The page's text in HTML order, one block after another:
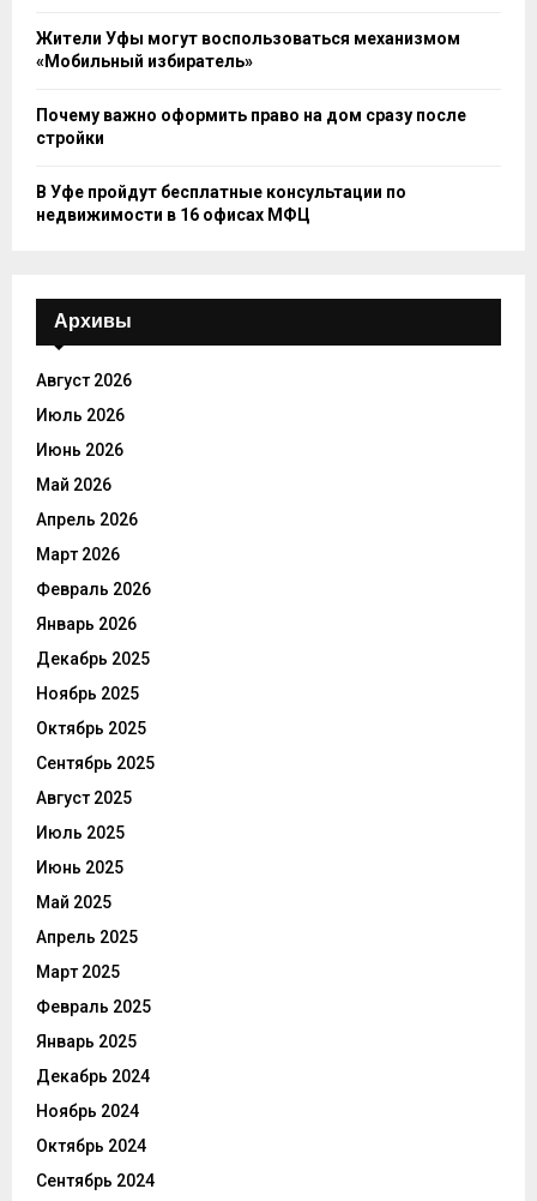
Жители Уфы могут воспользоваться механизмом
«Мобильный избиратель»
Почему важно оформить право на дом сразу после
стройки
В Уфе пройдут бесплатные консультации по
недвижимости в 16 офисах МФЦ
Архивы
Август 2026
Июль 2026
Июнь 2026
Май 2026
Апрель 2026
Март 2026
Февраль 2026
Январь 2026
Декабрь 2025
Ноябрь 2025
Октябрь 2025
Сентябрь 2025
Август 2025
Июль 2025
Июнь 2025
Май 2025
Апрель 2025
Март 2025
Февраль 2025
Январь 2025
Декабрь 2024
Ноябрь 2024
Октябрь 2024
Сентябрь 2024